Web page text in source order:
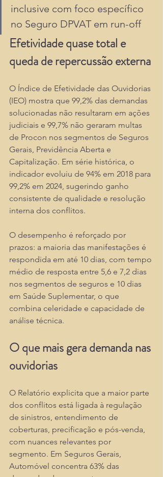
inclusive com foco específico
no Seguro DPVAT em run-off
Efetividade quase total e
queda de repercussão externa
O Índice de Efetividade das Ouvidorias
(IEO) mostra que 99,2% das demandas
solucionadas não resultaram em ações
judiciais e 99,7% não geraram multas
de Procon nos segmentos de Seguros
Gerais, Previdência Aberta e
Capitalização. Em série histórica, o
indicador evoluiu de 94% em 2018 para
99,2% em 2024, sugerindo ganho
consistente de qualidade e resolução
interna dos conflitos.
O desempenho é reforçado por
prazos: a maioria das manifestações é
respondida em até 10 dias, com tempo
médio de resposta entre 5,6 e 7,2 dias
nos segmentos de seguros e 10 dias
em Saúde Suplementar, o que
combina celeridade e capacidade de
análise técnica.​
O que mais gera demanda nas
ouvidorias
O Relatório explicita que a maior parte
dos conflitos está ligada à regulação
de sinistros, entendimento de
coberturas, precificação e pós-venda,
com nuances relevantes por
segmento. Em Seguros Gerais,
Automóvel concentra 63% das